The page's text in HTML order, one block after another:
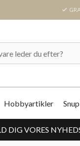
Hobbyartikler
DIG VORES